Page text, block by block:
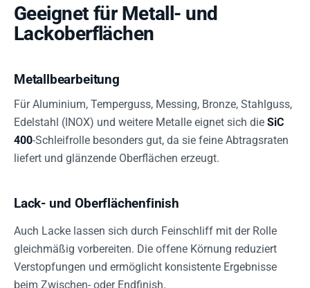
Geeignet für Metall- und
Lackoberflächen
Metallbearbeitung
Für Aluminium, Temperguss, Messing, Bronze, Stahlguss,
Edelstahl (INOX) und weitere Metalle eignet sich die SiC
400-Schleifrolle besonders gut, da sie feine Abtragsraten
liefert und glänzende Oberflächen erzeugt.
Lack- und Oberflächenfinish
Auch Lacke lassen sich durch Feinschliff mit der Rolle
gleichmäßig vorbereiten. Die offene Körnung reduziert
Verstopfungen und ermöglicht konsistente Ergebnisse
beim Zwischen- oder Endfinish.